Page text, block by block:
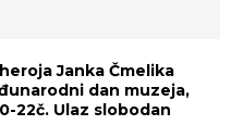
Janka Čmelika
dan muzeja,
22č. Ulaz slobodan